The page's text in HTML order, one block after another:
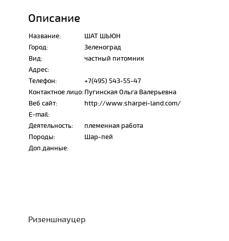
Описание
Название:
ШАТ ШЬЮН
Город:
Зеленоград
Вид:
частный питомник
Адрес:
Телефон:
+7(495) 543-55-47
Контактное лицо:Пугинская Ольга Валерьевна
Веб сайт:
http://www.sharpei-land.com/
E-mail:
Деятельность:
племенная работа
Породы:
Шар-пей
Доп.данные:
Ризеншнауцер